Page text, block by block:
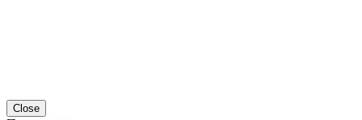
Close